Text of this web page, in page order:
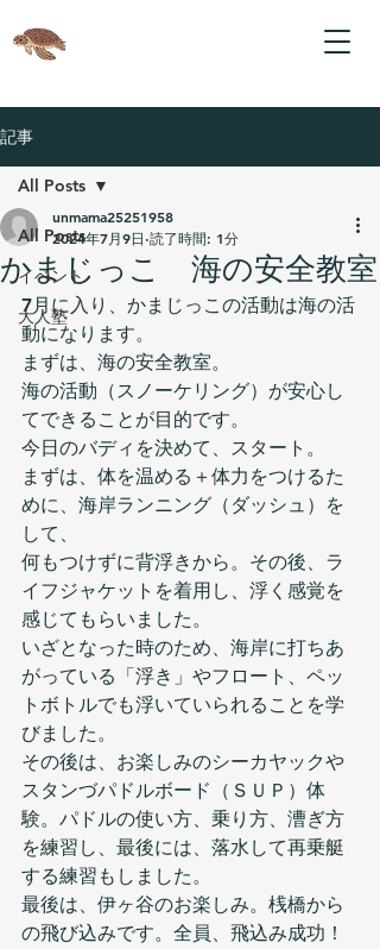
記事
All Posts
イベント
大人塾
All Posts
かまじっこ 海の安全教室
unmama25251958
2024年7月9日 読了時間: 1分
7月に入り、かまじっこの活動は海の活
動になります。
まずは、海の安全教室。
海の活動（スノーケリング）が安心し
てできることが目的です。
今日のバディを決めて、スタート。
まずは、体を温める＋体力をつけるた
めに、海岸ランニング（ダッシュ）を
して、
何もつけずに背浮きから。その後、ラ
イフジャケットを着用し、浮く感覚を
感じてもらいました。
いざとなった時のため、海岸に打ちあ
がっている「浮き」やフロート、ペッ
トボトルでも浮いていられることを学
びました。
その後は、お楽しみのシーカヤックや
スタンづパドルボード（ＳＵＰ）体
験。パドルの使い方、乗り方、漕ぎ方
を練習し、最後には、落水して再乗艇
する練習もしました。
最後は、伊ヶ谷のお楽しみ。桟橋から
の飛び込みです。全員、飛込み成功！